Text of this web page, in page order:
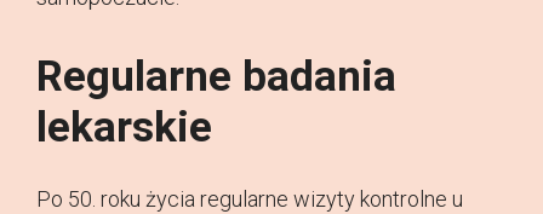
Regularne badania
lekarskie
Po 50. roku życia regularne wizyty kontrolne u